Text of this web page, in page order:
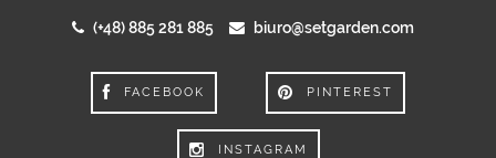
(+48) 885 281 885 biuro@setgarden.com
FACEBOOK PINTEREST
INSTAGRAM